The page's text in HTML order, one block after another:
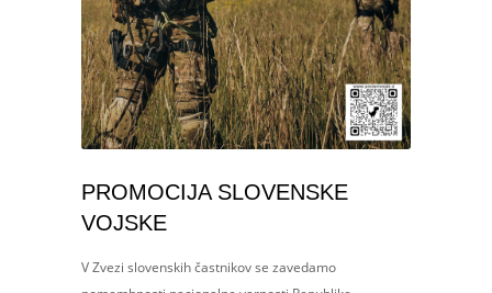
PROMOCIJA SLOVENSKE
VOJSKE
V Zvezi slovenskih častnikov se zavedamo